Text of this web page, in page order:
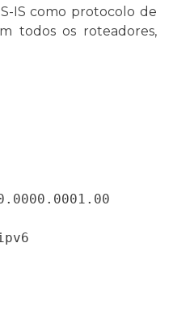
IS como protocolo de
todos os roteadores,